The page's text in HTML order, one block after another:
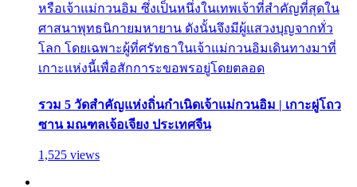
หรือเจ้าแม่กวนอิม ซึ่งเป็นหนึ่งในเทพเจ้าที่สำคัญที่สุดใน
ศาสนาพุทธนิกายมหายาน ดังนั้นจึงมีผู้แสวงบุญจากทั่ว
โลก โดยเฉพาะผู้ที่ศรัทธาในเจ้าแม่กวนอิมเดินทางมาที่
เกาะแห่งนี้เพื่อสักการะขอพรอยู่โดยตลอด
รวม 5 วัดสำคัญแห่งถิ่นกำเนิดเจ้าแม่กวนอิม | เกาะผู่โถว
ซาน มณฑลเจ้อเจียง ประเทศจีน
1,525 views